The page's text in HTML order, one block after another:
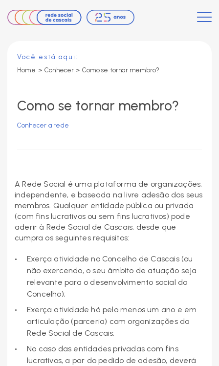
Você está aqui:
Home > Conhecer > Como se tornar membro?
Como se tornar membro?
Conhecer a rede
A Rede Social é uma plataforma de organizações,
independente, e baseada na livre adesão dos seus
membros. Qualquer entidade pública ou privada
(com fins lucrativos ou sem fins lucrativos) pode
aderir à Rede Social de Cascais, desde que
cumpra os seguintes requisitos:
Exerça atividade no Concelho de Cascais (ou
não exercendo, o seu âmbito de atuação seja
relevante para o desenvolvimento social do
Concelho);
Exerça atividade há pelo menos um ano e em
articulação (parceria) com organizações da
Rede Social de Cascais;
No caso das entidades privadas com fins
lucrativos, a par do pedido de adesão, deverá